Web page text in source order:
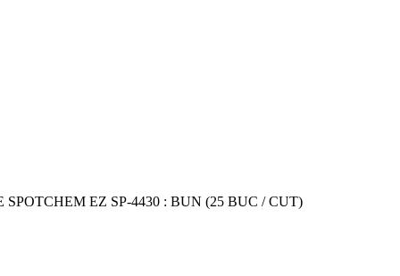
EZ SP-4430 : BUN (25 BUC / CUT)